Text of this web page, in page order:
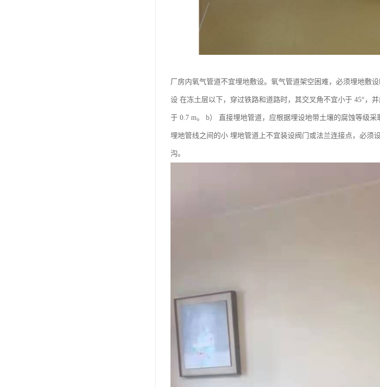
厂房内氧气管道不宜埋地敷设。氧气管道架空困难，必须埋地敷
设 在冻土层以下，穿过铁路和道路时，其交叉角不宜小于 45°，
于 0.7 m。 b） 直接埋地管道，应根据埋设地带土壤的腐蚀等级
埋地管线之间的小 埋地管道上不宜装设阀门或法兰连接点，必须
沟。